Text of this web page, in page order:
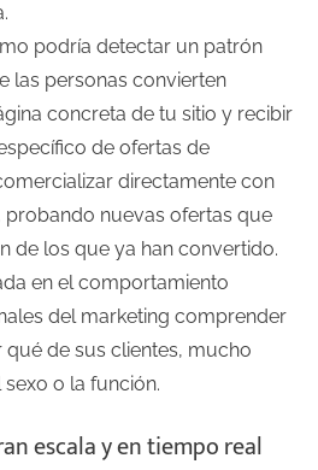
podría detectar un patrón
las personas convierten
concreta de tu sitio y recibir
de ofertas de
directamente con
nuevas ofertas que
de los que ya han convertido.
en el comportamiento
del marketing comprender
de sus clientes, mucho
o la función.
escala y en tiempo real